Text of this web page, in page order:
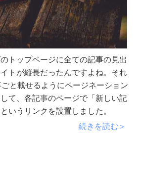
トップページに全ての記事の見出
トが縦長だったんですよね。それ
と載せるようにページネーション
て、各記事のページで「新しい記
いうリンクを設置しました。
続きを読む＞